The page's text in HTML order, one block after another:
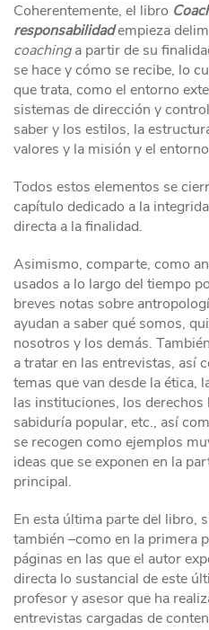
Coherentemente, el libro
responsabilidadempieza
coachinga partir de su
se hace y cómo se recibe, lo
que trata, como el entorno
sistemas de dirección y
saber y los estilos, la
valores y la misión y el
Todos estos elementos se
capítulo dedicado a la
directa a la finalidad.
Asimismo, comparte, como
usados a lo largo del tiempo
breves notas sobre
ayudan a saber qué somos,
nosotros y los demás.
a tratar en las entrevistas, así
temas que van desde la ética,
las instituciones, los
sabiduría popular, etc., así
se recogen como ejemplos
ideas que se exponen en la
principal.
En esta última parte del libro,
también –como en la primera
páginas en las que el autor
directa lo sustancial de este
profesor y asesor que ha
entrevistas cargadas de